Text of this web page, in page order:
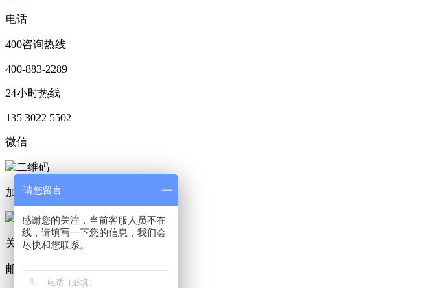
电话
400咨询热线
400-883-2289
24小时热线
135 3022 5502
微信
加微信
关注微信
邮箱
请您留言
感谢您的关注，当前客服人员不在
线，请填写一下您的信息，我们会
尽快和您联系。